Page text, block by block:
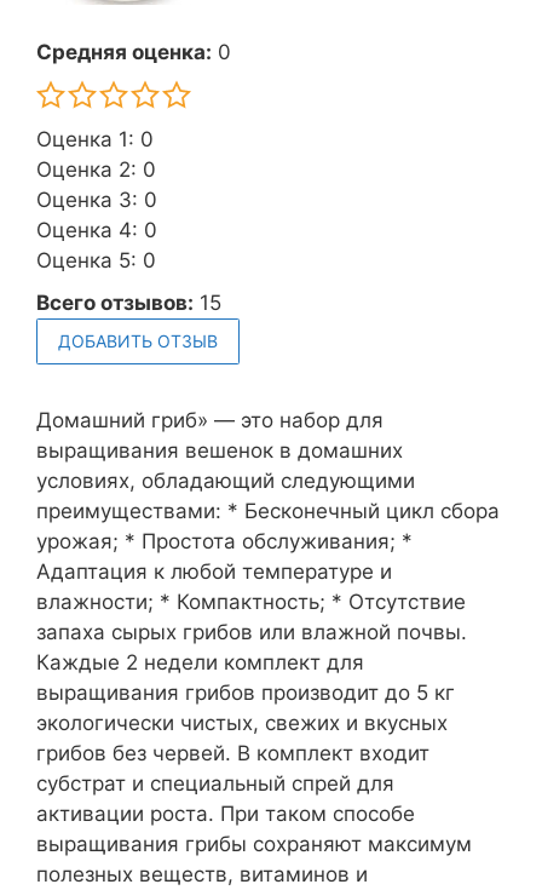
Средняя оценка: 0
Оценка 1: 0
Оценка 2: 0
Оценка 3: 0
Оценка 4: 0
Оценка 5: 0
Всего отзывов: 15
ДОБАВИТЬ ОТЗЫВ
Домашний гриб» — это набор для
выращивания вешенок в домашних
условиях, обладающий следующими
преимуществами: * Бесконечный цикл сбора
урожая; * Простота обслуживания; *
Адаптация к любой температуре и
влажности; * Компактность; * Отсутствие
запаха сырых грибов или влажной почвы.
Каждые 2 недели комплект для
выращивания грибов производит до 5 кг
экологически чистых, свежих и вкусных
грибов без червей. В комплект входит
субстрат и специальный спрей для
активации роста. При таком способе
выращивания грибы сохраняют максимум
полезных веществ, витаминов и